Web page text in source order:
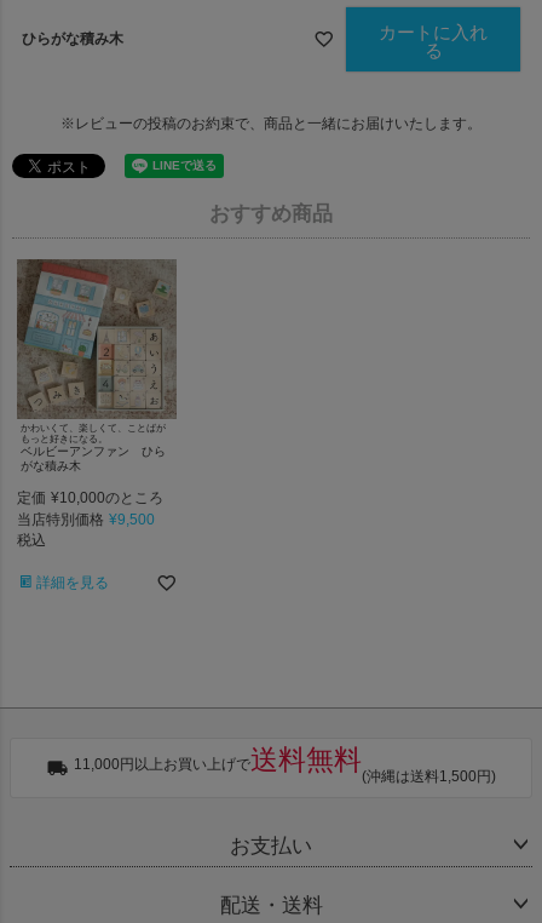
ひらがな積み木
カートに入れ
る
※レビューの投稿のお約束で、商品と一緒にお届けいたします。
おすすめ商品
かわいくて、楽しくて、ことばが
もっと好きになる。
ベルビーアンファン ひら
がな積み木
定価 ¥10,000のところ
当店特別価格 ¥9,500
税込
詳細を見る
11,000円以上お買い上げで送料無料
(沖縄は送料1,500円)
お支払い
配送・送料